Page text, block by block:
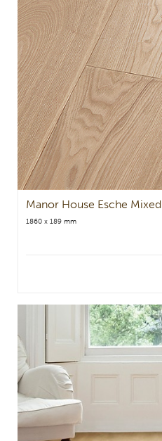
Manor House Esche Mixed
1860 x 189 mm